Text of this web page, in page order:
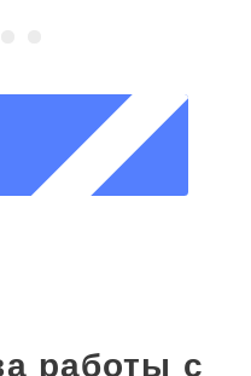
работы с